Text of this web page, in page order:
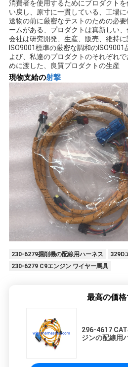
図
PRIVACY
POLICY
消費者を使用するためにプロダクト
い戻し、原寸に一貫している、工場
送物の前に厳密なテストのための必
ームがある、 プロダクトは真新しい、
会社は研究開発、生産、販売、維持
ISO9001標準の厳密な調和の
よび、私達のプロダクトのそれぞれ
めに渡した、良質プロダクトの生産
現物支給の射撃
230-6279掘削機の配線用ハーネス
329D
230-6279 C9エンジン ワイヤー馬具
最高の価
296-4617
ジンの配線用